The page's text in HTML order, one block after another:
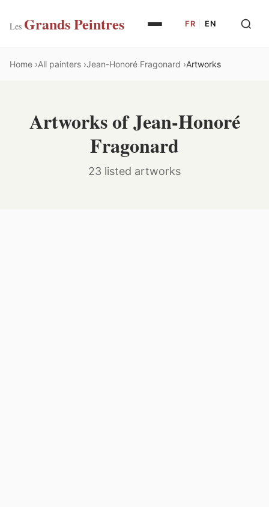
Les Grands Peintres FR EN
Home All painters Jean-Honoré Fragonard Artworks
Artworks of Jean-Honoré
Fragonard
23 listed artworks